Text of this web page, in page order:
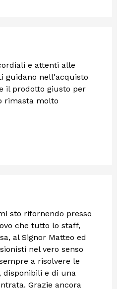
e attenti alle
guidano nell'acquisto
il prodotto giusto per
rimasta molto
sto rifornendo presso
che tutto lo staff,
al Signor Matteo ed
nel vero senso
a risolvere le
disponibili e di una
Grazie ancora